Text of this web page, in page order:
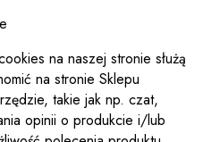
na naszej stronie służą
na stronie Sklepu
takie jak np. czat,
opinii o produkcie i/lub